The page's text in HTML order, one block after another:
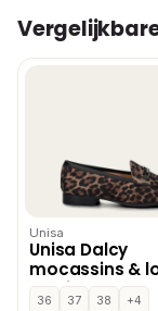
Unisa
Unisa Dalcy
mocassins &
Multi
36 37 38
+4